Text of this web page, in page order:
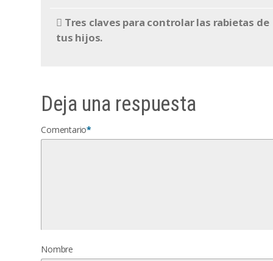
Tres claves para controlar las rabietas de
tus hijos.
Deja una respuesta
Comentario*
Nombre